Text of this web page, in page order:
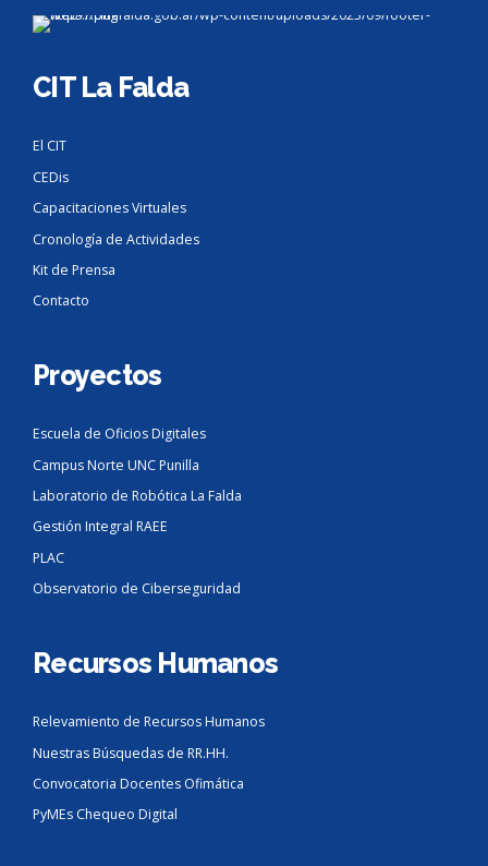
CIT La Falda
El CIT
CEDis
Capacitaciones Virtuales
Cronología de Actividades
Kit de Prensa
Contacto
Proyectos
Escuela de Oficios Digitales
Campus Norte UNC Punilla
Laboratorio de Robótica La Falda
Gestión Integral RAEE
PLAC
Observatorio de Ciberseguridad
Recursos Humanos
Relevamiento de Recursos Humanos
Nuestras Búsquedas de RR.HH.
Convocatoria Docentes Ofimática
PyMEs Chequeo Digital